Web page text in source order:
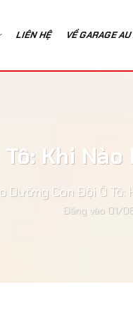
LIÊN HỆ VỀ GARAGE
Khi
Dưỡng Con Đội Ô
Đăng vào 01/